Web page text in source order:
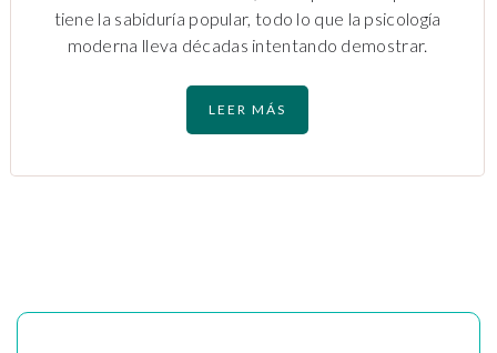
tiene la sabiduría popular, todo lo que la psicología
moderna lleva décadas intentando demostrar.
LEER MÁS